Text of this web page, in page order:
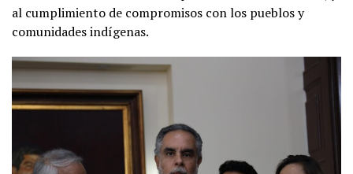
al cumplimiento de compromisos con los pueblos y
comunidades indígenas.